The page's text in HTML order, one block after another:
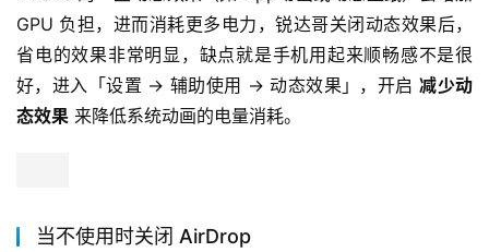
GPU 负担，进而消耗更多电力，锐达哥关闭动态效果后，
省电的效果非常明显，缺点就是手机用起来顺畅感不是很
好，进入「设置 -> 辅助使用 -> 动态效果」，开启 减少动
态效果 来降低系统动画的电量消耗。
当不使用时关闭 AirDrop